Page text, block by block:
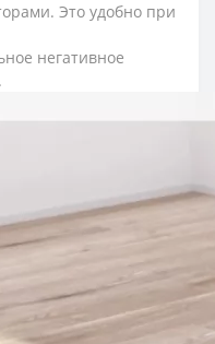
Это удобно при
негативное